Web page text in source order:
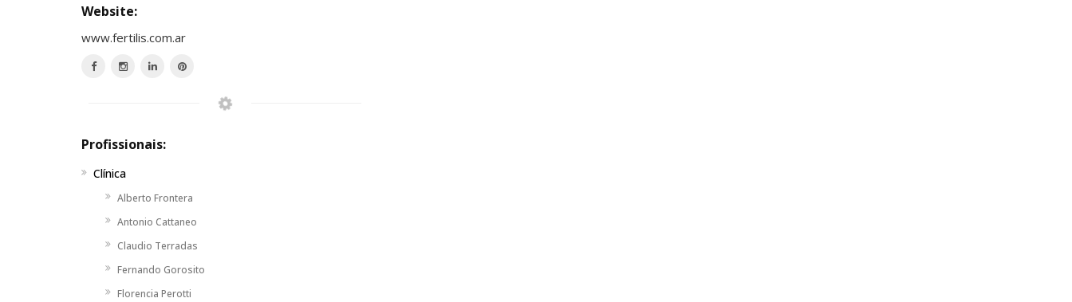
Website:
www.fertilis.com.ar
Profissionais:
Clínica
Alberto Frontera
Antonio Cattaneo
Claudio Terradas
Fernando Gorosito
Florencia Perotti